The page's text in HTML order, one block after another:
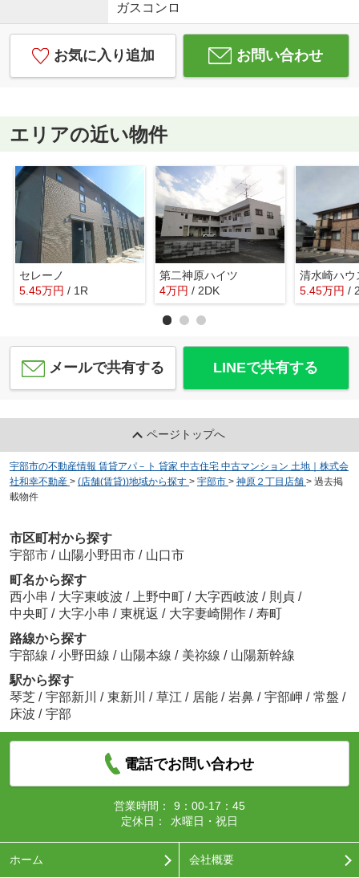
ガスコンロ
お気に入り追加 お問い合わせ
エリアの近い物件
セレーノ
5.45万円 / 1R
第二神原ハイツ
4万円 / 2DK
清水崎ハ
5.45万円 /
メールで共有する LINEで共有する
ページトップへ
宇部市の不動産情報 賃貸アパ－ト 貸家 中古住宅 中古マンション 土地｜株式会
社和幸不動産 > (店舗(賃貸))地域から探す > 宇部市 > 神原２丁目店舗 > 過去掲
載物件
市区町村から探す
宇部市 / 山陽小野田市 / 山口市
町名から探す
西小串 / 大字東岐波 / 上野中町 / 大字西岐波 / 則貞 /
中央町 / 大字小串 / 東梶返 / 大字妻崎開作 / 寿町
路線から探す
宇部線 / 小野田線 / 山陽本線 / 美祢線 / 山陽新幹線
駅から探す
琴芝 / 宇部新川 / 東新川 / 草江 / 居能 / 岩鼻 / 宇部岬 / 常盤 /
床波 / 宇部
電話でお問い合わせ
営業時間：
9：00-17：45
定休日：
水曜日・祝日
ホーム 会社概要